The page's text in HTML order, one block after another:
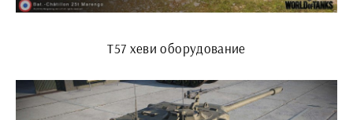
Т57 хеви оборудование